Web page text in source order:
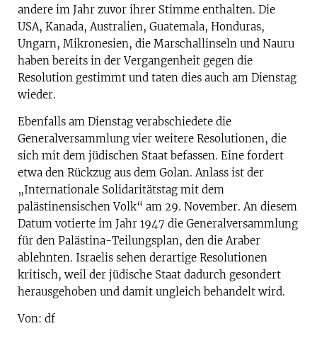
andere im Jahr zuvor ihrer Stimme enthalten. Die
USA, Kanada, Australien, Guatemala, Honduras,
Ungarn, Mikronesien, die Marschallinseln und Nauru
haben bereits in der Vergangenheit gegen die
Resolution gestimmt und taten dies auch am Dienstag
wieder.
Ebenfalls am Dienstag verabschiedete die
Generalversammlung vier weitere Resolutionen, die
sich mit dem jüdischen Staat befassen. Eine fordert
etwa den Rückzug aus dem Golan. Anlass ist der
„Internationale Solidaritätstag mit dem
palästinensischen Volk“ am 29. November. An diesem
Datum votierte im Jahr 1947 die Generalversammlung
für den Palästina-Teilungsplan, den die Araber
ablehnten. Israelis sehen derartige Resolutionen
kritisch, weil der jüdische Staat dadurch gesondert
herausgehoben und damit ungleich behandelt wird.
Von: df